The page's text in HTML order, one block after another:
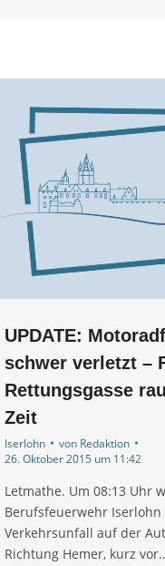
UPDATE:
schwer verletzt –
Rettungsgasse
Zeit
Iserlohn von Redaktion
26. Oktober 2015 um 11:42
Letmathe. Um 08:13 Uhr
Berufsfeuerwehr Iserlohn
Verkehrsunfall auf der
Richtung Hemer, kurz